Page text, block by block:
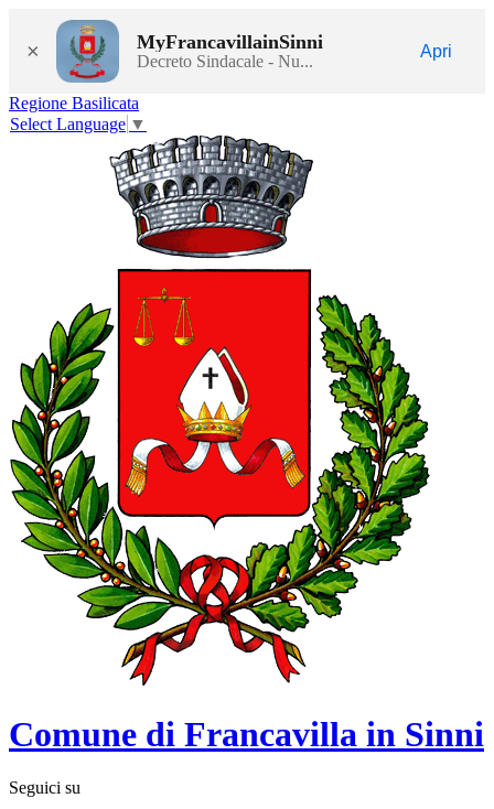
× MyFrancavillainSinni
Decreto Sindacale - Nu...
Apri
Regione Basilicata
Select Language ▼
Comune di Francavilla in Sinni
Seguici su